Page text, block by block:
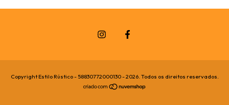
Copyright Estilo Rústico - 58830772000130 - 2026. Todos os direitos reservados.